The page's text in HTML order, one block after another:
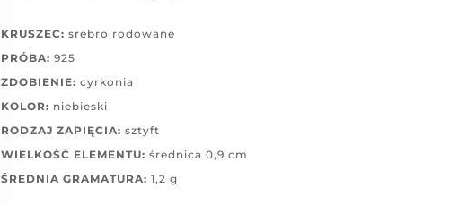
KRUSZEC: srebro rodowane
PRÓBA: 925
ZDOBIENIE: cyrkonia
KOLOR: niebieski
RODZAJ ZAPIĘCIA: sztyft
WIELKOŚĆ ELEMENTU: średnica 0,9 cm
ŚREDNIA GRAMATURA: 1,2 g